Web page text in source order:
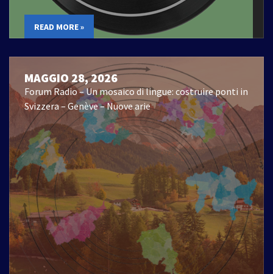
READ MORE »
MAGGIO 28, 2026
Forum Radio – Un mosaico di lingue: costruire ponti in
Svizzera – Genève – Nuove arie